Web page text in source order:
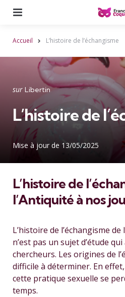
Accueil L’histoire de l’échangisme
Catégories
Publié
sur Libertin
L’histoire de
Mise à jour de 13/05/2025
L’histoire de
l’Antiquité à nos
L’histoire de l’échangisme
n’est pas un sujet d’étude
chercheurs. Les origines de
difficile à déterminer. En
cette pratique sexuelle se
temps.